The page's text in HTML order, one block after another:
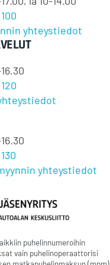
yhteystiedot
yhteystiedot
puhelinnumeroihin
vain puhelinoperaattorisi